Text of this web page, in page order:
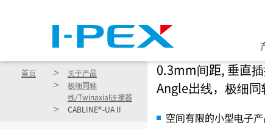
首页
关于产品
极细同轴
线/Twinaxial连接器
CABLINE®-UA II
0.3mm间距, 垂直
Angle出线，极细
空间有限的小型电子